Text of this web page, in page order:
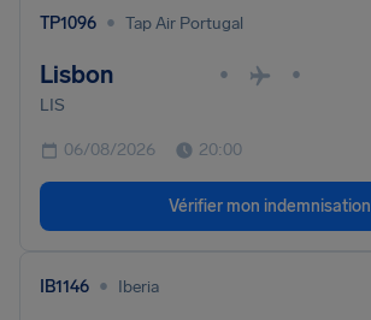
TP1096 • Tap Air Portugal
Lisbon • •
LIS
06/08/2026 20:00
Vérifier mon indemnisation
IB1146 • Iberia